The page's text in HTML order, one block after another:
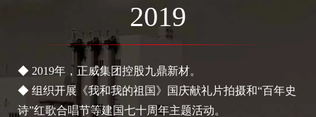
2019
◆ 2019年，正威集团控股九鼎新材。
◆ 组织开展《我和我的祖国》国庆献礼片拍摄和“百年史
诗”红歌合唱节等建国七十周年主题活动。